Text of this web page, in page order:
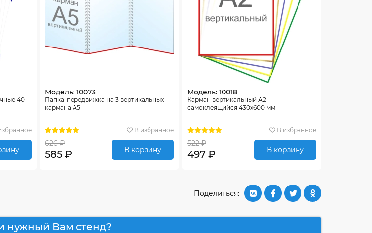
40
Модель: 10073
Папка-передвижка на 3 вертикальных
кармана А5
В избранное
626 ₽
585 ₽ В корзину
Модель: 10018
Карман вертикальный А2
самоклеящийся 430х600 мм
В избранное
522 ₽
497 ₽ В корзину
Поделиться:
нужный Вам стенд?